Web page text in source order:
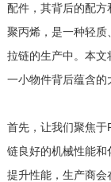
配件，其背后的配方
聚丙烯，是一种轻
拉链的生产中。本
一小物件背后蕴含的
首先，让我们聚焦于
链良好的机械性能
提升性能，生产商会